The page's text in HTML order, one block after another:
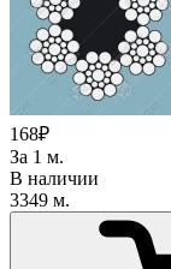
168₽
За 1 м.
В наличии
3349 м.